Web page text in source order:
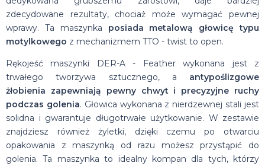
zdecydowane rezultaty, chociaż może wymagać pewnej
wprawy. Ta maszynka posiada metalową głowicę typu
motylkowego z mechanizmem TTO - twist to open.
Rękojeść maszynki DER-A - Feather wykonana jest z
trwałego tworzywa sztucznego, a antypoślizgowe
żłobienia zapewniają pewny chwyt i precyzyjne ruchy
podczas golenia. Głowica wykonana z nierdzewnej stali jest
solidna i gwarantuje długotrwałe użytkowanie. W zestawie
znajdziesz również żyletki, dzięki czemu po otwarciu
opakowania z maszynką od razu możesz przystąpić do
golenia. Ta maszynka to idealny kompan dla tych, którzy